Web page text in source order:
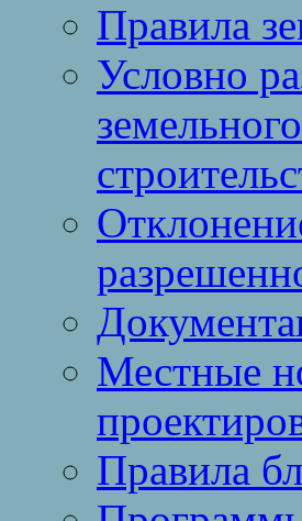
Правила
Условно
Местные
Правила